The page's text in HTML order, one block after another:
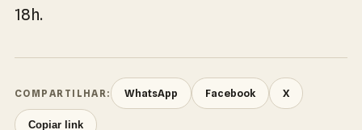
18h.
COMPARTILHAR: WhatsApp Facebook X
Copiar link